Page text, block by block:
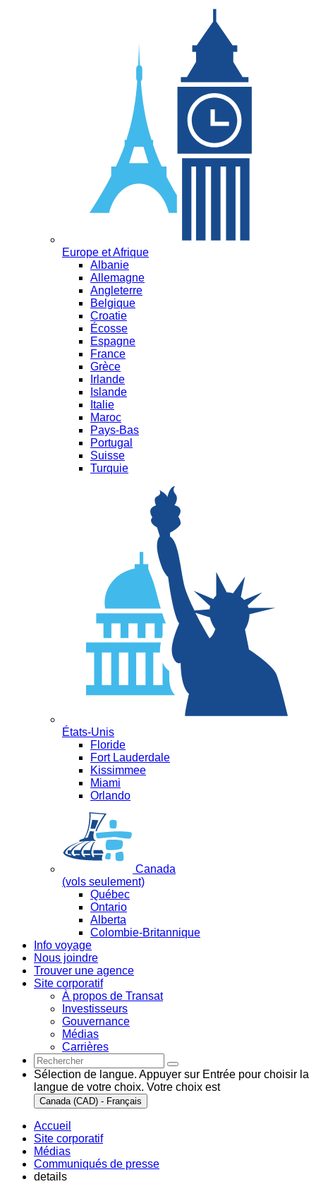
Europe et Afrique
Albanie
Allemagne
Angleterre
Belgique
Croatie
Écosse
Espagne
France
Grèce
Irlande
Islande
Italie
Maroc
Pays-Bas
Portugal
Suisse
Turquie
États-Unis
Floride
Fort Lauderdale
Kissimmee
Miami
Orlando
Canada
(vols seulement)
Québec
Ontario
Alberta
Colombie-Britannique
Info voyage
Nous joindre
Trouver une agence
Site corporatif
À propos de Transat
Investisseurs
Gouvernance
Médias
Carrières
Sélection de langue. Appuyer sur Entrée pour choisir la
langue de votre choix. Votre choix est
Canada (CAD) - Français
Accueil
Site corporatif
Médias
Communiqués de presse
details